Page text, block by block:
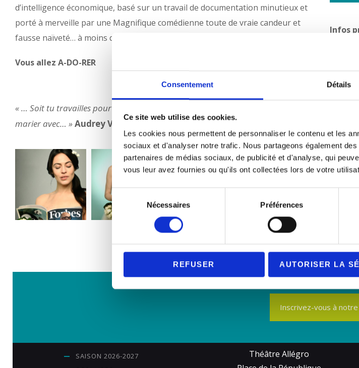
Consentement Détails
Ce site web utilise des cookies.
Les cookies nous permettent de personnaliser le contenu et les
sociaux et d'analyser notre trafic. Nous partageons également
partenaires de médias sociaux, de publicité et d'analyse, qui
vous leur avez fournies ou qu'ils ont collectées lors de votre
S
é
l
n
Nécessaires Préférences
REFUSER AUTORISER LA
d’intelligence économique, basé sur un travail de documentation minutieux et
porté à merveille par une Magnifique comédienne toute de vraie candeur et
fausse naïveté… à moins que ce ne soit l’inverse…
Vous allez A-DO-RER
«… Soit tu travailles pour eux, soit tu achètes leurs produits, alors autant se
marier avec… » Audrey Vernon (auteure du spectacle)
Infos
Tarifs
Jeu :
Mise
Inscrivez-vous à
SAISON 2026-2027
Théâtre Allégro